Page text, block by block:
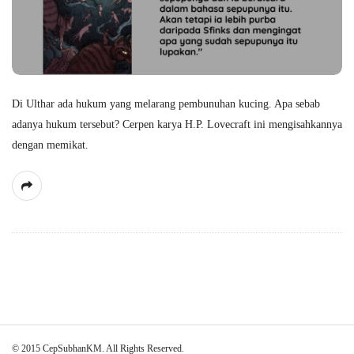
Di Ulthar ada hukum yang melarang pembunuhan kucing. Apa sebab
adanya hukum tersebut? Cerpen karya H.P. Lovecraft ini mengisahkannya
dengan memikat.
© 2015 CepSubhanKM. All Rights Reserved.